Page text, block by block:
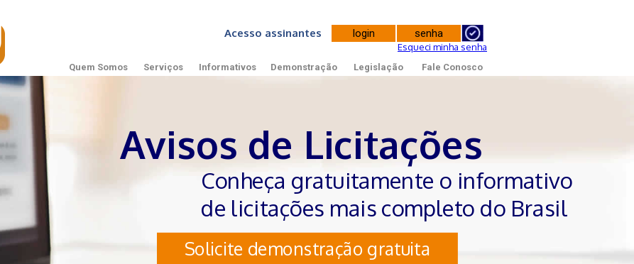
Acesso assinantes
Esqueci minha senha
Quem Somos Serviços Informativos Demonstração Legislação Fale Conosco
Avisos de Licitações
Conheça gratuitamente o informativo
de licitações mais completo do Brasil
Solicite demonstração gratuita